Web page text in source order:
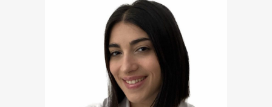
Me gradué en Psicología en la Universidad de
Granada, donde realicé una estancia Erasmus
en Bérgamo (Italia), una experiencia
enriquecedora tanto a nivel personal como
profesional. Posteriormente, completé el Máster
en Sexología en la Universidad de Sevilla y el
Máster en Psicología General Sanitaria en la
Universidad Internacional de La Rioja (UNIR).
Cuento con experiencia trabajando con población
adulta e infanto-juvenil, además de haber